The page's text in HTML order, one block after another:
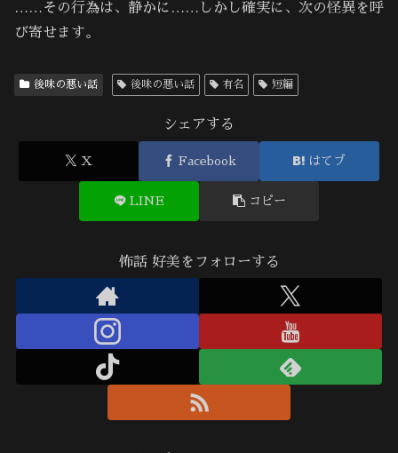
……その行為は、静かに……しかし確実に、次の怪異を呼
び寄せます。
後味の悪い話 後味の悪い話 有名 短編
シェアする
X Facebook はてブ
LINE コピー
怖話 好美をフォローする